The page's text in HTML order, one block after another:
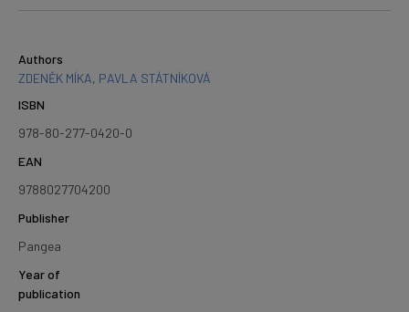
Authors
ZDENĚK MÍKA, PAVLA STÁTNÍKOVÁ
ISBN
978-80-277-0420-0
EAN
9788027704200
Publisher
Pangea
Year of
publication